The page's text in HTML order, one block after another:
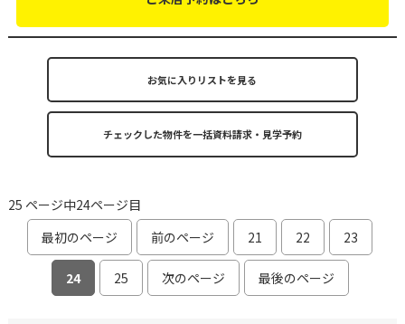
お気に入りリストを見る
25 ページ中24ページ目
最初のページ
前のページ 21 22 23
24 25 次のページ 最後のページ